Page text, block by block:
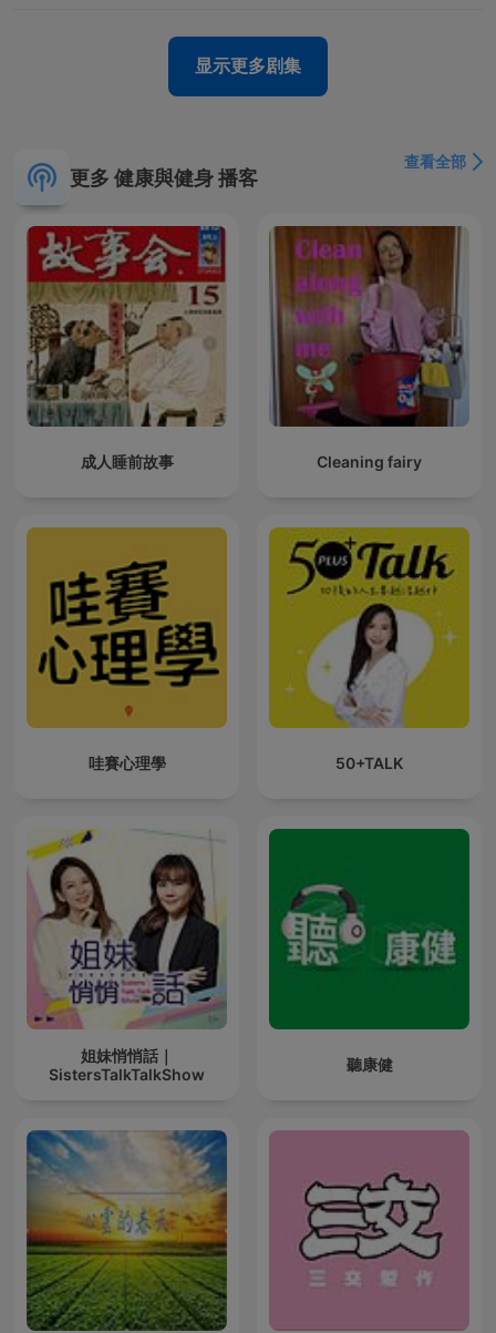
bucle, porque ese ciclo constante tiene una forma silenciosa
de sostenerte, de recordarte que no tienes que acelerar para
sentirte en paz. Y entonces llega un giro inesperado: la
concentración, en algo que se coloca en ti sin esfuerzo. La
tienda de campaña se siente como una metáfora de tu propio
interior, un espacio donde el bienestar ya está presente
aunque no siempre lo notes. La meditación fluye suave, el
bosque se abre ante ti como si te conociera desde siempre, y
la música relajante limpia cada rincón que habías descuidado.
El maratón del día se vuelve liviano, el sueño llega sin lucha, lo
inmersivo te envuelve con naturalidad, y el bucle te ofrece una
constancia que reconforta. Al final, cuando el episodio termina,
Lluvia Para Soñar te deja distinto, más liviano, más tú. Sientes
que la tormenta eléctrica, el ASMR, la concentración, la tienda
de campaña, el bienestar, la meditación, el bosque, la música
relajante, el maratón, el sueño, lo inmersivo y el bucle no fueron
sonidos al azar, sino un mapa para regresar al lugar interno
otra vez: porque aquí, de una forma profundamente humana y
显示更多剧集
更多 健康與健身 播客
查看全部
成人睡前故事 Cleaning fairy
哇賽心理學 50+TALK
姐妹悄悄話｜
SistersTalkTalkShow
聽康健